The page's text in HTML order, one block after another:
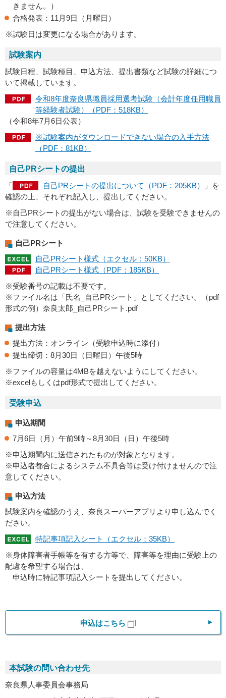
きません。）
合格発表：11月9日（月曜日）
※試験日は変更になる場合があります。
試験案内
試験日程、試験種目、申込方法、提出書類など試験の詳細につ
いて掲載しています。
令和8年度奈良県職員採用選考試験（会計年度任用職員
等経験者試験）（PDF：518KB）
（令和8年7月6日公表）
※試験案内がダウンロードできない場合の入手方法
（PDF：81KB）
自己PRシートの提出
「
自己PRシートの提出について（PDF：205KB）
」を
確認の上、それぞれ記入し、提出してください。
※自己PRシートの提出がない場合は、試験を受験できませんの
で注意してください。
自己PRシート
自己PRシート様式（エクセル：50KB）
自己PRシート様式（PDF：185KB）
※受験番号の記載は不要です。
※ファイル名は「氏名_自己PRシート」としてください。（pdf
形式の例）奈良太郎_自己PRシート.pdf
提出方法
提出方法：オンライン（受験申込時に添付）
提出締切：8月30日（日曜日）午後5時
※ファイルの容量は4MBを越えないようにしてください。
※excelもしくはpdf形式で提出してください。
受験申込
申込期間
7月6日（月）午前9時～8月30日（日）午後5時
※申込期間内に送信されたものが対象となります。
※申込者都合によるシステム不具合等は受け付けませんので注
意してください。
申込方法
試験案内を確認のうえ、奈良スーパーアプリより申し込んでく
ださい。
特記事項記入シート（エクセル：35KB）
※身体障害者手帳等を有する方等で、障害等を理由に受験上の
配慮を希望する場合は、
申込時に特記事項記入シートを提出してください。
申込はこちら
本試験の問い合わせ先
奈良県人事委員会事務局